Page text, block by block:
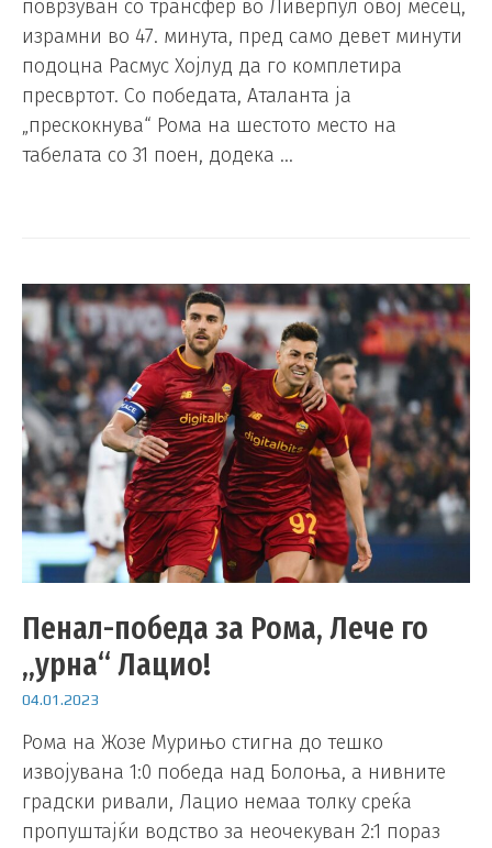
поврзуван со трансфер во Ливерпул овој месец,
израмни во 47. минута, пред само девет минути
подоцна Расмус Хојлуд да го комплетира
пресвртот. Со победата, Аталанта ја
„прескокнува“ Рома на шестото место на
табелата со 31 поен, додека …
Пенал-победа за Рома, Лече го
„урна“ Лацио!
04.01.2023
Рома на Жозе Мурињо стигна до тешко
извојувана 1:0 победа над Болоња, а нивните
градски ривали, Лацио немаа толку среќа
пропуштајќи водство за неочекуван 2:1 пораз